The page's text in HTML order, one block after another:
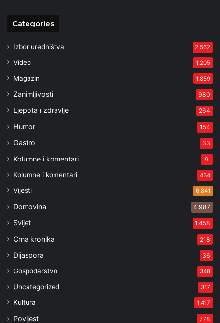
Categories
Izbor uredništva 2.562
Video 1.205
Magazin 1.859
Zanimljivosti 980
Ljepota i zdravlje 264
Humor 154
Gastro 33
Kolumne i komentari 9
Kolumne i komentari 434
Vijesti 6.841
Domovina 4.987
Svijet 1.458
Crna kronika 218
Dijaspora 36
Gospodarstvo 348
Uncategorized 317
Kultura 1.417
Povijest 778